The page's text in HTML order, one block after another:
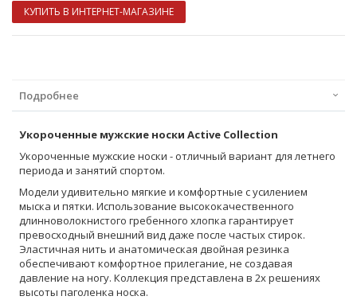
КУПИТЬ В ИНТЕРНЕТ-МАГАЗИНЕ
Подробнее
Укороченные мужские носки Active Collection
Укороченные мужские носки - отличный вариант для летнего
периода и занятий спортом.
Модели удивительно мягкие и комфортные с усилением
мыска и пятки. Использование высококачественного
длинноволокнистого гребенного хлопка гарантирует
превосходный внешний вид даже после частых стирок.
Эластичная нить и анатомическая двойная резинка
обеспечивают комфортное прилегание, не создавая
давление на ногу. Коллекция представлена в 2х решениях
высоты паголенка носка.